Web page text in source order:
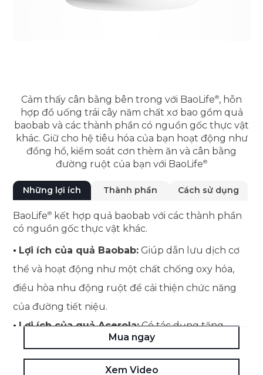
Cảm thấy cân bằng bên trong với BaoLife , hỗn
hợp đồ uống trái cây năm chất xơ bao gồm quả
baobab và các thành phần có nguồn gốc thực vật
khác. Giữ cho hệ tiêu hóa của bạn hoạt động như
đồng hồ, kiểm soát cơn thèm ăn và cân bằng
đường ruột của bạn với BaoLife
Những lợi ích Thành phần Cách sử dụng
BaoLife
kết hợp quả baobab với các thành phần
có nguồn gốc thực vật khác.
• Lợi ích của quả Baobab: Giúp dẫn lưu dịch cơ
thể và hoạt động như một chất chống oxy hóa,
điều hòa nhu động ruột để cải thiện chức năng
của đường tiết niệu.
• Lợi ích của quả Acerola:Có tác dụng tăng
cường khả năng phòng vệ tự nhiên của cơ thể,
thúc đẩy quá trình phục hồi và cung cấp các đặc
Mua ngay
Xem Video